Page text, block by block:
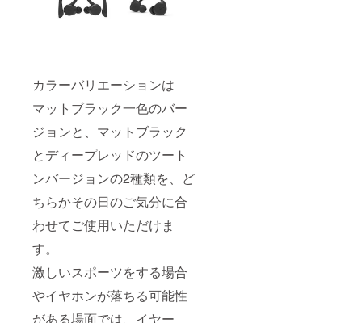
カラーバリエーションは
マットブラック一色のバー
ジョンと、マットブラック
とディープレッドのツート
ンバージョンの2種類を、ど
ちらかその日のご気分に合
わせてご使用いただけま
す。
激しいスポーツをする場合
やイヤホンが落ちる可能性
がある場面では、イヤー